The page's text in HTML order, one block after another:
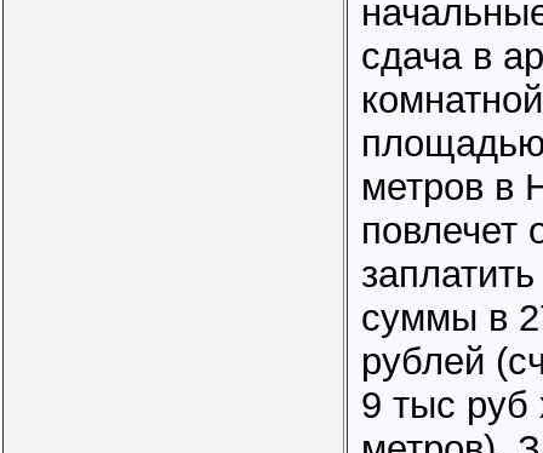
сдача в
метров в
повлечет
cуммы в
рублей
9 тыс руб